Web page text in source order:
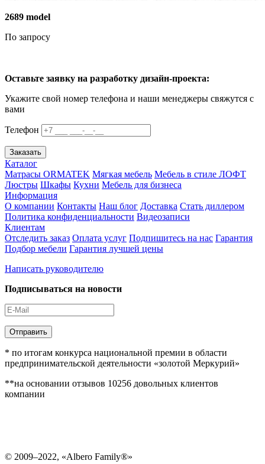
2689 model
По запросу
Оставьте заявку на разработку дизайн-проекта:
Укажите свой номер телефона и наши менеджеры свяжутся с
вами
Телефон
Заказать
Каталог
Матрасы ORMATEK Мягкая мебель Мебель в стиле ЛОФТ
Люстры Шкафы Кухни Мебель для бизнеса
Информация
О компании Контакты Наш блог Доставка Стать диллером
Политика конфиденциальности Видеозаписи
Клиентам
Отследить заказ Оплата услуг Подпишитесь на нас Гарантия
Подбор мебели Гарантия лучшей цены
Написать руководителю
Подписываться на новости
Отправить
* по итогам конкурса национальной премии в области
предпринимательской деятельности «золотой Меркурий»
**на основании отзывов 10256 довольных клиентов
компании
© 2009–2022, «Albero Family®»